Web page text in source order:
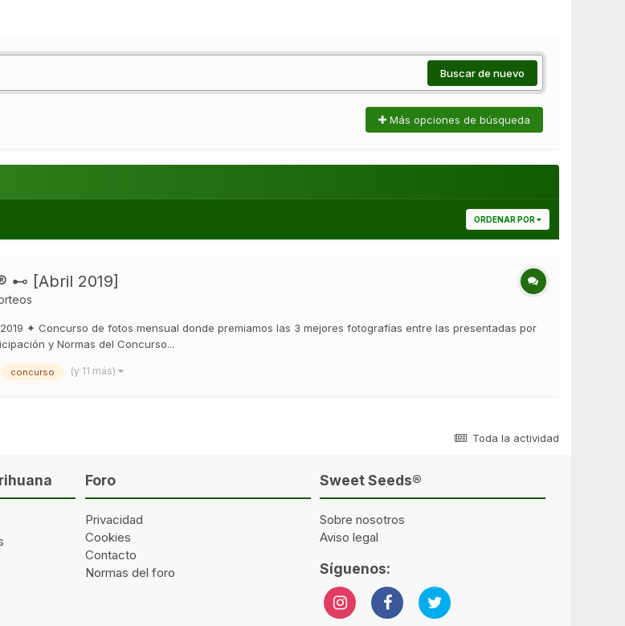
Buscar de nuevo
Más opciones de búsqueda
ORDENAR POR
⊷ [Abril 2019]
✦ Concurso de fotos mensual donde premiamos las 3 mejores fotografías entre las presentadas por
y Normas del Concurso...
concurso (y 11 más)
Toda la actividad
Foro
Privacidad
Cookies
Contacto
Normas del foro
Sweet Seeds®
Sobre nosotros
Aviso legal
Síguenos: